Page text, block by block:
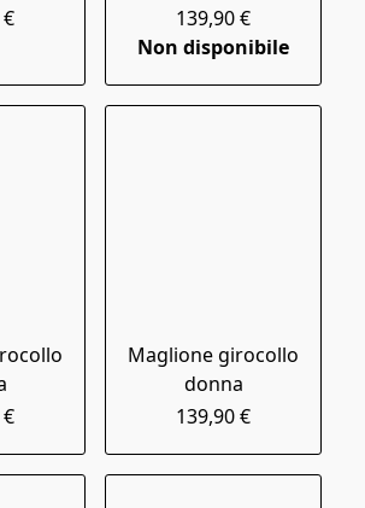
139,90 €
Non disponibile
Maglione girocollo
donna
139,90 €